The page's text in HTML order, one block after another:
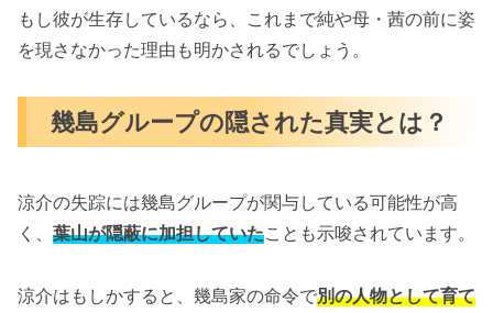
もし彼が生存しているなら、これまで純や母・茜の前に姿
を現さなかった理由も明かされるでしょう。
幾島グループの隠された真実とは？
涼介の失踪には幾島グループが関与している可能性が高
く、 葉山が隠蔽に加担していたことも示唆されています。
涼介はもしかすると、幾島家の命令で別の人物として育て